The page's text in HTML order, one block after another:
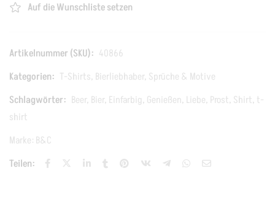
Auf die Wunschliste setzen
Artikelnummer (SKU): 40866
Kategorien: T-Shirts, Bierliebhaber, Sprüche & Motive
Schlagwörter: Beer, Bier, Einfarbig, Genießen, Liebe, Prost, Shirt, t-
shirt
Marke: B&C
Teilen: